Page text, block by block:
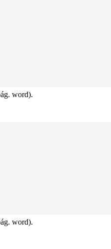
word).
word).